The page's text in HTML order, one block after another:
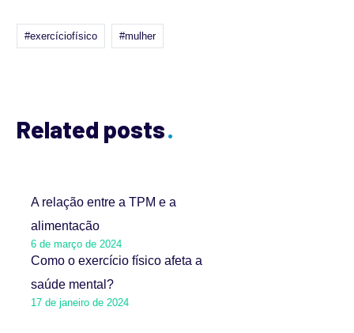
#exercíciofísico #mulher
Related posts
A relação entre a TPM e a
alimentação
6 de março de 2024
Como o exercício físico afeta a
saúde mental?
17 de janeiro de 2024